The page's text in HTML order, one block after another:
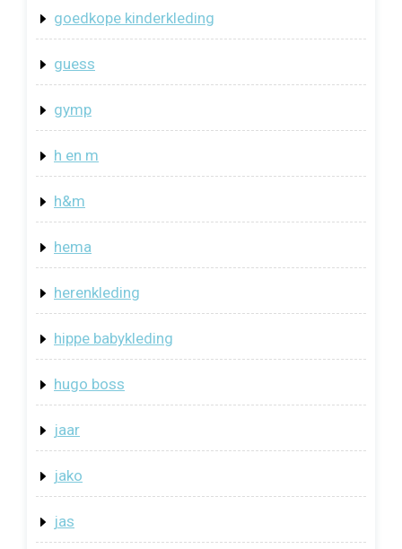
goedkope kinderkleding
guess
gymp
h en m
h&m
hema
herenkleding
hippe babykleding
hugo boss
jaar
jako
jas